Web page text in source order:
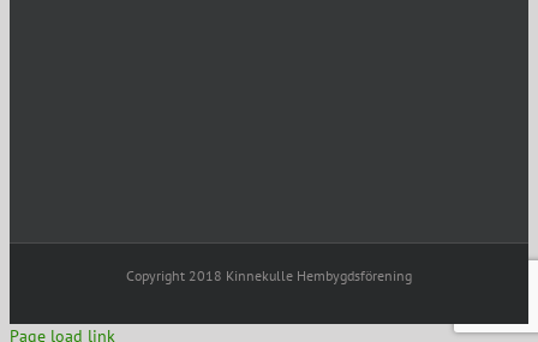
Copyright 2018 Kinnekulle Hembygdsförening
Page load link